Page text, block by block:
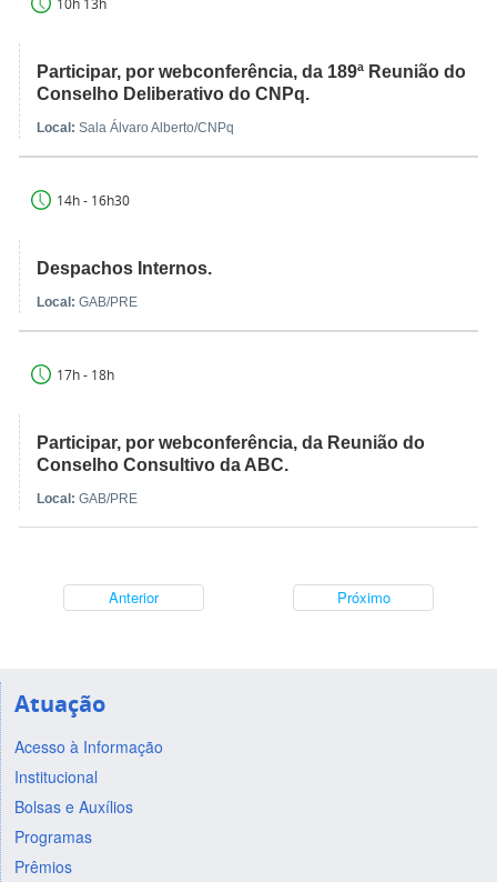
10h 13h
Participar, por webconferência, da 189ª Reunião do
Conselho Deliberativo do CNPq.
Local: Sala Álvaro Alberto/CNPq
14h - 16h30
Despachos Internos.
Local: GAB/PRE
17h - 18h
Participar, por webconferência, da Reunião do
Conselho Consultivo da ABC.
Local: GAB/PRE
Anterior Próximo
Atuação
Acesso à Informação
Institucional
Bolsas e Auxílios
Programas
Prêmios